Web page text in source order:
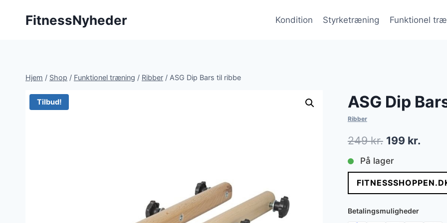
FitnessNyheder Kondition Styrketræning Funktionel
Hjem / Shop / Funktionel træning / Ribber / ASG Dip Bars til ribbe
Tilbud! ASG Dip
Ribber
249kr. Den
oprindelige
pris
var:
249 kr..
199 kr.Den
pris
er:
På lager
Betalingsmuligheder